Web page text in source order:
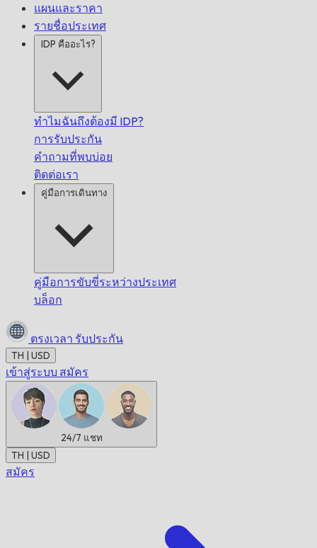
แผนและราคา
รายชื่อประเทศ
IDP คืออะไร?
ทำไมฉันถึงต้องมี IDP?
การรับประกัน
คำถามที่พบบ่อย
ติดต่อเรา
คู่มือการเดินทาง
คู่มือการขับขี่ระหว่างประเทศ
บล็อก
ตรงเวลา รับประกัน
TH | USD
เข้าสู่ระบบ สมัคร
24/7 แชท
TH | USD
สมัคร